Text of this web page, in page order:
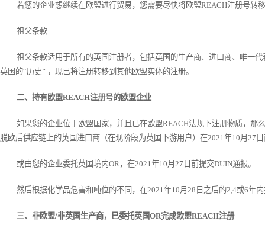
若您的企业想继续在欧盟进行贸易，您需要尽快将欧盟REACH注册号转
祖父条款
祖父条款适用于所有的英国注册者，包括英国的生产商、进口商、唯一
英国的“历史” ，现已将注册转移到其他欧盟实体的注册。
二、持有欧盟REACH注册号的欧盟企业
如果您的企业位于欧盟国家，并且已在欧盟REACH法规下注册物质，那
脱欧后供应链上的英国进口商（在现阶段为英国下游用户）在2021年10月27
或由您的企业委托英国境内OR，在2021年10月27日前提交DUIN通报。
然后根据化学品危害和吨位的不同，在2021年10月28日之后的2,4或6年
三、非欧盟/非英国生产商，已委托英国OR完成欧盟REACH注册